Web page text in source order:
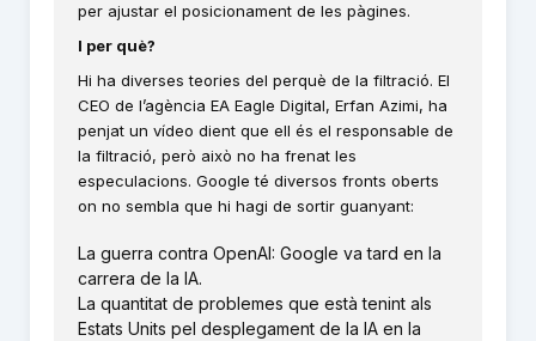
per ajustar el posicionament de les pàgines.
I per què?
Hi ha diverses teories del perquè de la filtració. El
CEO de l’agència EA Eagle Digital, Erfan Azimi, ha
penjat un vídeo dient que ell és el responsable de
la filtració, però això no ha frenat les
especulacions. Google té diversos fronts oberts
on no sembla que hi hagi de sortir guanyant:
La guerra contra OpenAI: Google va tard en la
carrera de la IA.
La quantitat de problemes que està tenint als
Estats Units pel desplegament de la IA en la